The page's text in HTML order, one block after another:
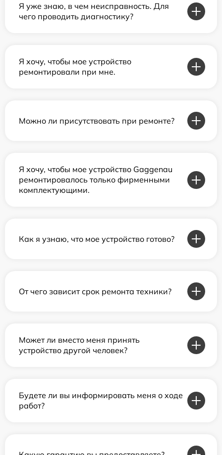
Я уже знаю, в чем неисправность. Для
чего проводить диагностику?
Я хочу, чтобы мое устройство
ремонтировали при мне.
Можно ли присутствовать при ремонте?
Я хочу, чтобы мое устройство Gaggenau
ремонтировалось только фирменными
комплектующими.
Как я узнаю, что мое устройство готово?
От чего зависит срок ремонта техники?
Может ли вместо меня принять
устройство другой человек?
Будете ли вы информировать меня о ходе
работ?